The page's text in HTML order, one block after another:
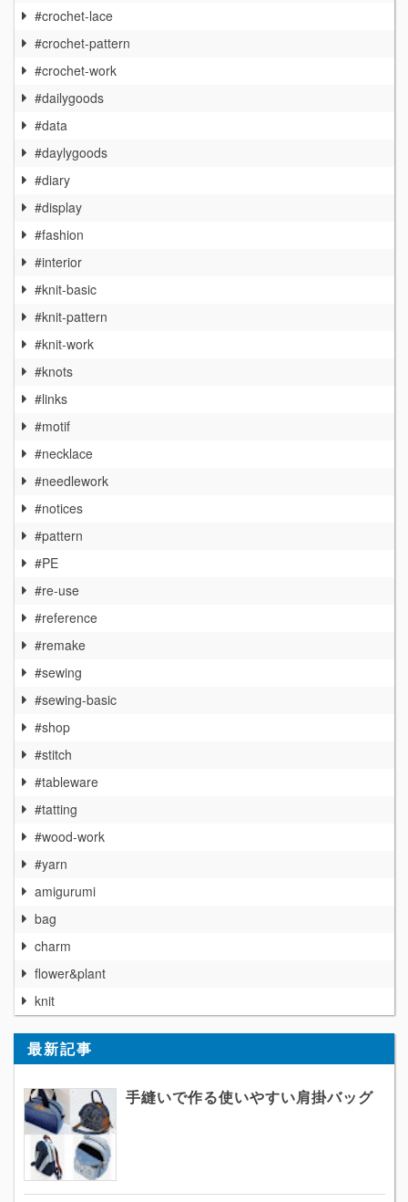
#crochet-lace
#crochet-pattern
#crochet-work
#dailygoods
#data
#daylygoods
#diary
#display
#fashion
#interior
#knit-basic
#knit-pattern
#knit-work
#knots
#links
#motif
#necklace
#needlework
#notices
#pattern
#PE
#re-use
#reference
#remake
#sewing
#sewing-basic
#shop
#stitch
#tableware
#tatting
#wood-work
#yarn
amigurumi
bag
charm
flower&plant
knit
最新記事
手縫いで作る使いやすい肩掛バッグ